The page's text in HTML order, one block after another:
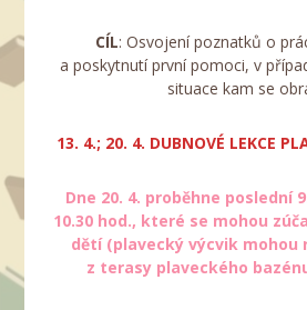
CÍL: Osvojení poznatků o
a poskytnutí první pomoci, v
situace kam se
13. 4.; 20. 4. DUBNOVÉ LEKCE
Dne 20. 4. proběhne poslední
10.30 hod., které se mohou
dětí (plavecký výcvik mohou
z terasy plaveckého